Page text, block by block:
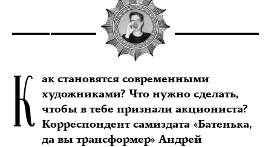
К ак становятся современными
художниками? Что нужно сделать,
чтобы в тебе признали акциониста?
Корреспондент самиздата «Батенька,
да вы трансформер» Андрей